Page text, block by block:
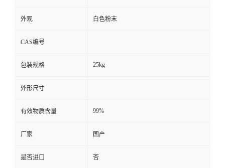
外观 白色粉末
CAS编号
包装规格 25kg
外形尺寸
有效物质含量 99%
厂家 国产
是否进口 否